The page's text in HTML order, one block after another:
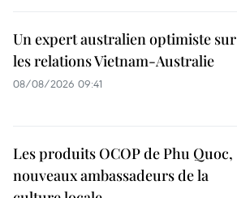
Un expert australien optimiste sur
les relations Vietnam-Australie
08/08/2026 09:41
Les produits OCOP de Phu Quoc,
nouveaux ambassadeurs de la